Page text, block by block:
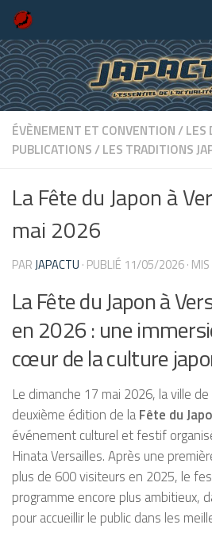
Skip to content
ÉVÈNEMENT ET CONVENTION/LES
PUBLICATIONS/LES TRADITIONS
La Fête du Japon à
mai 2026
PARJAPACTU · PUBLIÉ 11/05/2026·
La Fête du Japon à
en 2026 : une
cœur de la culture
Le dimanche 17 mai 2026, la ville
deuxième édition de la Fête du
événement culturel et festif
Hinata Versailles. Après une
plus de 600 visiteurs en 2025, le
programme encore plus ambitieux,
pour accueillir le public dans les